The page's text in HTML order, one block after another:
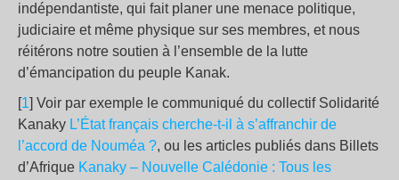
indépendantiste, qui fait planer une menace politique,
judiciaire et même physique sur ses membres, et nous
réitérons notre soutien à l’ensemble de la lutte
d’émancipation du peuple Kanak.
[1] Voir par exemple le communiqué du collectif Solidarité
Kanaky L’État français cherche-t-il à s’affranchir de
l’accord de Nouméa ?, ou les articles publiés dans Billets
d’Afrique Kanaky – Nouvelle Calédonie : Tous les